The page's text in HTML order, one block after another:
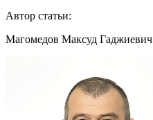
Автор статьи:
Магомедов Максуд Гаджиевич